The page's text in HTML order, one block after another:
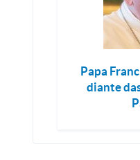
Papa
diante